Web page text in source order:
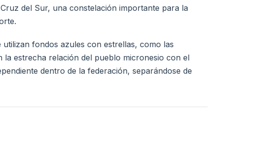
del Sur, una constelación importante para la
fondos azules con estrellas, como las
la estrecha relación del pueblo micronesio con el
dentro de la federación, separándose de